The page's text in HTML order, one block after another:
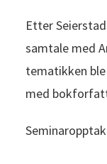
Etter
samtale med
tematikken
med